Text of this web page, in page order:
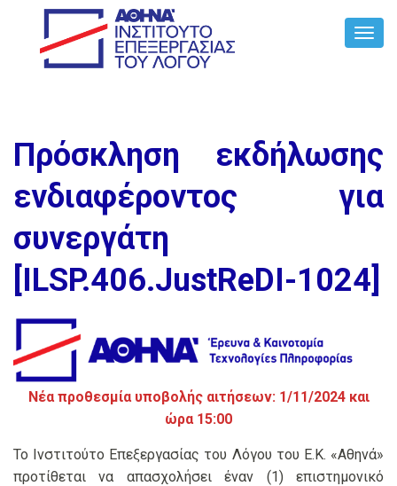
Πρόσκληση εκδήλωσης
ενδιαφέροντος για
συνεργάτη
[ILSP.406.JustReDI-1024]
Νέα προθεσμία υποβολής αιτήσεων: 1/11/2024 και
ώρα 15:00
Το Ινστιτούτο Επεξεργασίας του Λόγου του Ε.Κ. «Αθηνά»
προτίθεται να απασχολήσει έναν (1) επιστημονικό